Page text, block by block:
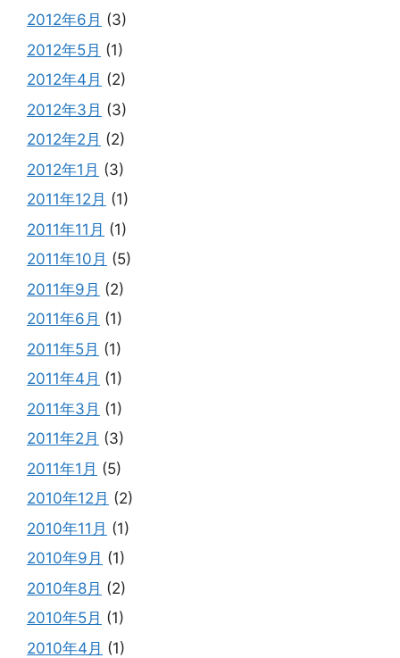
2012年6月 (3)
2012年5月 (1)
2012年4月 (2)
2012年3月 (3)
2012年2月 (2)
2012年1月 (3)
2011年12月 (1)
2011年11月 (1)
2011年10月 (5)
2011年9月 (2)
2011年6月 (1)
2011年5月 (1)
2011年4月 (1)
2011年3月 (1)
2011年2月 (3)
2011年1月 (5)
2010年12月 (2)
2010年11月 (1)
2010年9月 (1)
2010年8月 (2)
2010年5月 (1)
2010年4月 (1)